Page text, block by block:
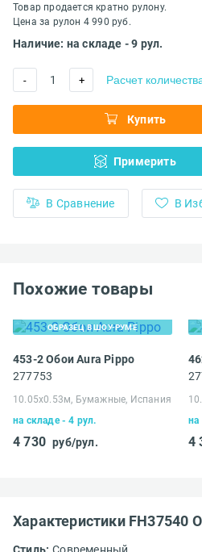
Товар продается кратно рулону.
Цена за рулон 4 990 руб.
Наличие: на складе - 9 рул.
- 1 + Расчет
Купить
Примерить
В Сравнение В
Похожие товары
ОБРАЗЕЦ В ШОУ-РУМЕ
453-2 Обои Aura Pippo
277753
10.05х0.53м, Бумажные, Испания
на складе - 4 рул.
4 730 руб/рул.
на
4
Характеристики FH37540